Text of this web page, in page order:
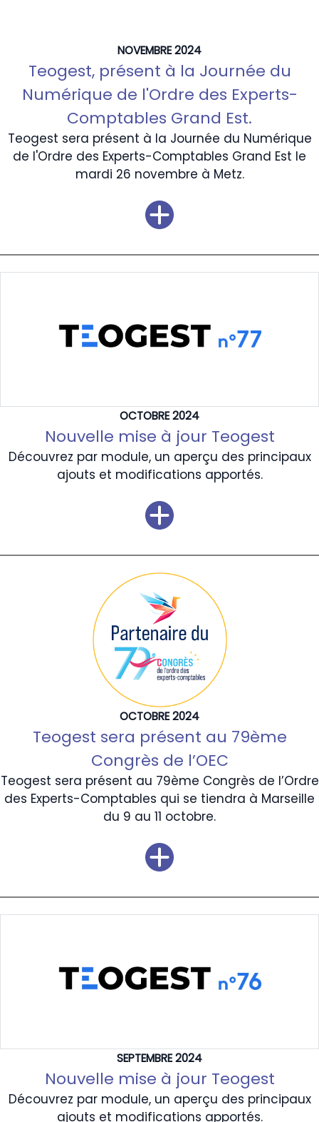
NOVEMBRE 2024
Teogest, présent à la Journée du
Numérique de l'Ordre des Experts-
Comptables Grand Est.
Teogest sera présent à la Journée du Numérique
de l'Ordre des Experts-Comptables Grand Est le
mardi 26 novembre à Metz.
OCTOBRE 2024
Nouvelle mise à jour Teogest
Découvrez par module, un aperçu des principaux
ajouts et modifications apportés.
OCTOBRE 2024
Teogest sera présent au 79ème
Congrès de l’OEC
Teogest sera présent au 79ème Congrès de l’Ordre
des Experts-Comptables qui se tiendra à Marseille
du 9 au 11 octobre.
SEPTEMBRE 2024
Nouvelle mise à jour Teogest
Découvrez par module, un aperçu des principaux
ajouts et modifications apportés.